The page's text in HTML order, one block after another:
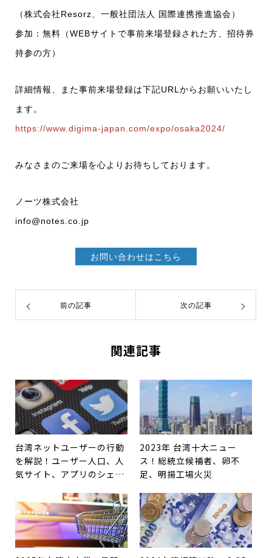
（株式会社Resorz、一般社団法人 国際連携推進協会）
参加：無料（WEBサイトで事前来場登録された方、招待券
持参の方）
詳細情報、また事前来場登録は下記URLからお願いいたし
ます。
https://www.digima-japan.com/expo/osaka2024/
みなさまのご来場を心よりお待ちしております。
ノーツ株式会社
info@notes.co.jp
お問い合わせはこちら
前の記事 次の記事
関連記事
台湾ネットユーザーの行動
を解説！ユーザー人口、人
気サイト、アプリのシェ
2023年 台湾十大ニュー
ス！総統立候補者、卵不
足、明揚工場火災